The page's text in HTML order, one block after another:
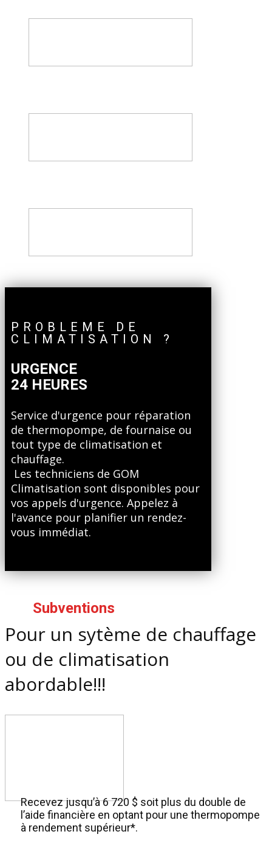
PROBLEME DE
CLIMATISATION ?
URGENCE
24 HEURES
Service d'urgence pour réparation
de thermopompe, de fournaise ou
tout type de climatisation et
chauffage.
Les techniciens de GOM
Climatisation sont disponibles pour
vos appels d'urgence. Appelez à
l'avance pour planifier un rendez-
vous immédiat.
Subventions
Pour un sytème de chauffage
ou de climatisation
abordable!!!
Recevez jusqu’à 6 720 $ soit plus du double de
l’aide financière en optant pour une thermopompe
à rendement supérieur*.